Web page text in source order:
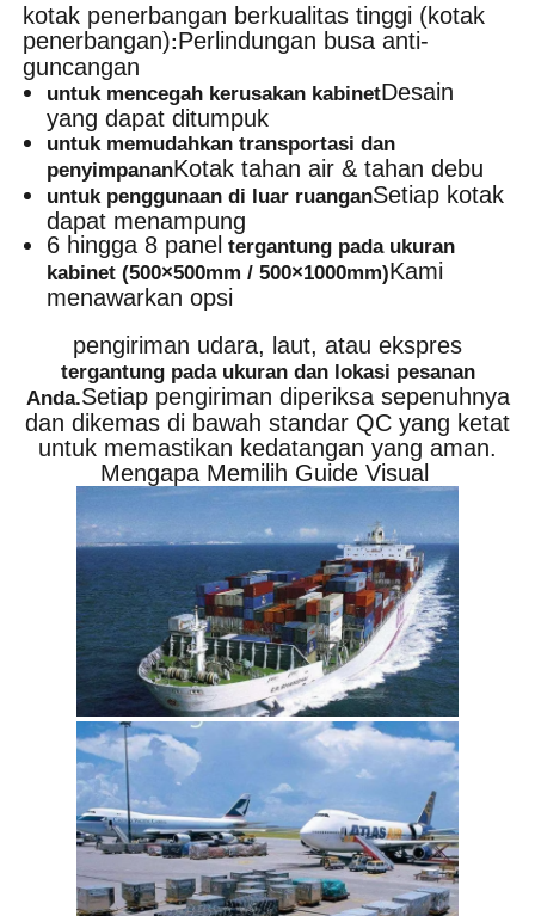
kotak penerbangan berkualitas tinggi (kotak
penerbangan):Perlindungan busa anti-
guncangan
untuk mencegah kerusakan kabinetDesain
yang dapat ditumpuk
untuk memudahkan transportasi dan
penyimpananKotak tahan air & tahan debu
untuk penggunaan di luar ruanganSetiap kotak
dapat menampung
6 hingga 8 panel tergantung pada ukuran
kabinet (500×500mm / 500×1000mm)Kami
menawarkan opsi
pengiriman udara, laut, atau ekspres
tergantung pada ukuran dan lokasi pesanan
Anda.Setiap pengiriman diperiksa sepenuhnya
dan dikemas di bawah standar QC yang ketat
untuk memastikan kedatangan yang aman.
Mengapa Memilih Guide Visual